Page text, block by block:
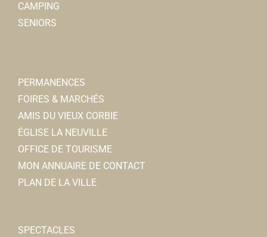
CAMPING
SENIORS
PERMANENCES
FOIRES & MARCHÉS
AMIS DU VIEUX CORBIE
ÉGLISE LA NEUVILLE
OFFICE DE TOURISME
MON ANNUAIRE DE CONTACT
PLAN DE LA VILLE
SPECTACLES